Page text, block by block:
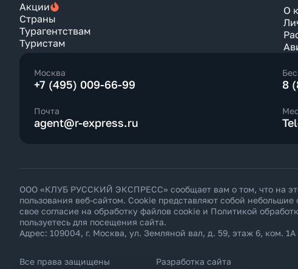
Акции
Страны
Турагентствам
Туристам
О
Москва
+7 (495) 009-66-99 8
Почта
agent@r-express.ru
ООО «КЛУБ РУССКИЙ ЭКСПРЕСС» сообщает вам о том, что на
пользования веб-сайтом. Cookie представляют собой
свое согласие на обработку файлов cookie и Политикой
пользуетесь для посещения сайта.
Адрес: 109004, г. Москва, ул. Земляной вал, д. 59, этаж 6, ком. 1А
Все права защищены
Разработка сайта